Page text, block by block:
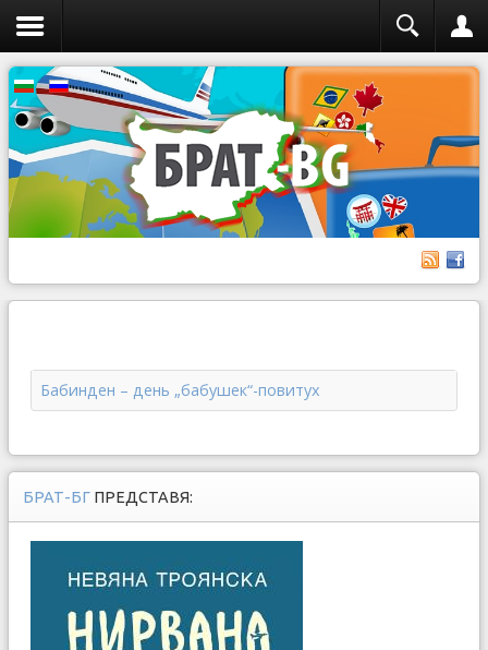
Бабинден – день „бабушек“-повитух
БРАТ-БГ ПРЕДСТАВЯ: